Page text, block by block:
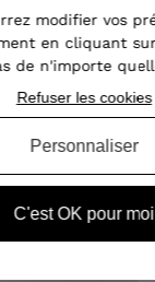
SERVICE CLIENT
DU LUNDI AU
100%
APPLE PAY ET 3X
modifier vos
en cliquant sur
de n'importe
C'est OK pour moi
Refuser les cookies
Personnaliser